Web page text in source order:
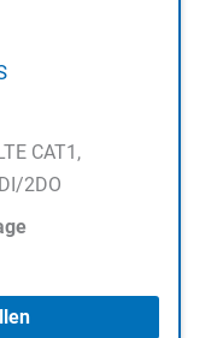
CAT1,
2DO